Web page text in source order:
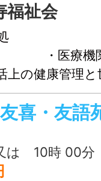
祉会
、ご
上の健康管理
ける記録 ・
りま
用制度
喜・友語
00分 ～ 16時 00